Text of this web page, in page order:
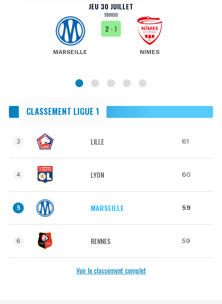
JEU 30 JUILLET
18H00
MARSEILLE
2 - 1
NIMES
CLASSEMENT LIGUE 1
3 LILLE 61
4 LYON 60
5 MARSEILLE 59
6 RENNES 59
Voir le classement complet